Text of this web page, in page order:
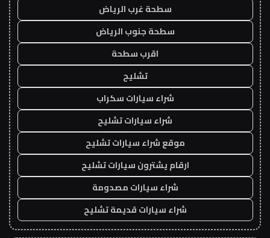
سطحة غرب الرياض
سطحة جنوب الرياض
اقرب سطحة
تشليح
شراء سيارات سكراب
شراء سيارات تشليح
موقع شراء سيارات تشليح
ارقام يشترون سيارات تشليح
شراء سيارات مصدومة
شراء سيارات قديمة تشليح